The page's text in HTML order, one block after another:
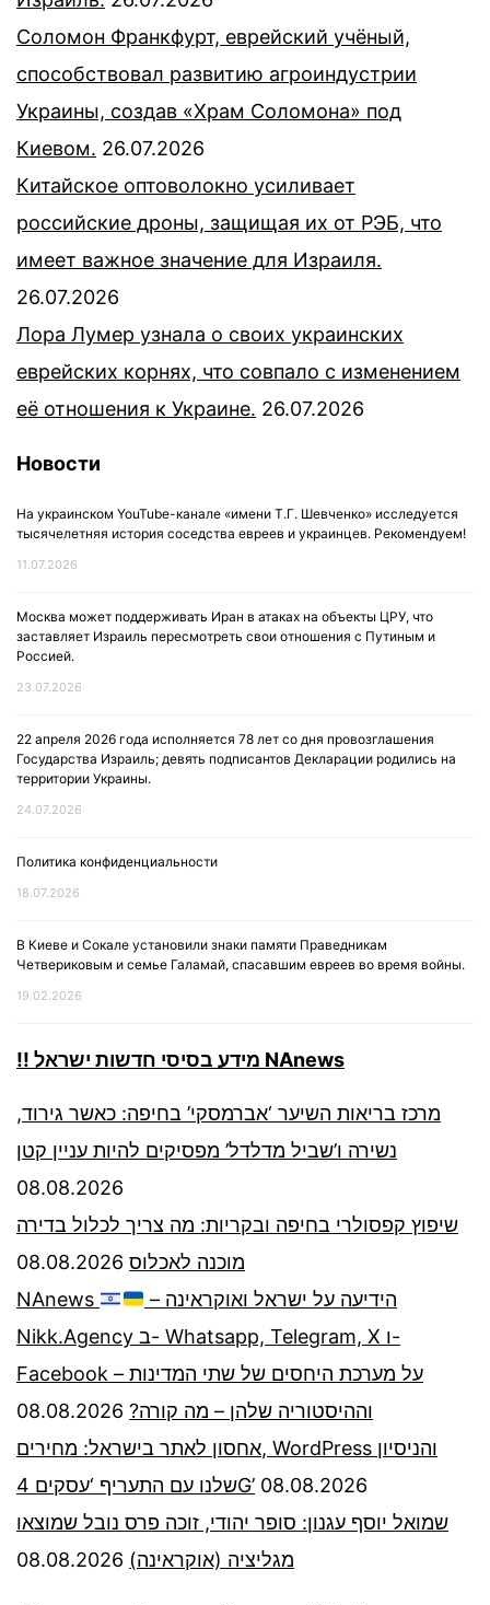
Соломон Франкфурт, еврейский учёный,
способствовал развитию агроиндустрии
Украины, создав «Храм Соломона» под
Киевом. 26.07.2026
Китайское оптоволокно усиливает
российские дроны, защищая их от РЭБ, что
имеет важное значение для Израиля.
26.07.2026
Лора Лумер узнала о своих украинских
еврейских корнях, что совпало с изменением
её отношения к Украине. 26.07.2026
Новости
На украинском YouTube-канале «имени Т.Г. Шевченко» исследуется
тысячелетняя история соседства евреев и украинцев. Рекомендуем!
11.07.2026
Москва может поддерживать Иран в атаках на объекты ЦРУ, что
заставляет Израиль пересмотреть свои отношения с Путиным и
Россией.
23.07.2026
22 апреля 2026 года исполняется 78 лет со дня провозглашения
Государства Израиль; девять подписантов Декларации родились на
территории Украины.
24.07.2026
Политика конфиденциальности
18.07.2026
В Киеве и Сокале установили знаки памяти Праведникам
Четвериковым и семье Галамай, спасавшим евреев во время войны.
19.02.2026
!! מידע בסיסי חדשות ישראל NAnews
מרכז בריאות השיער ‘אברמסקי’ בחיפה: כאשר גירוד,
נשירה ו’שביל מדלדל’ מפסיקים להיות עניין קטן
08.08.2026
שיפוץ קפסולרי בחיפה ובקריות: מה צריך לכלול בדירה
מוכנה לאכלוס 08.08.2026
NAnews
– הידיעה על ישראל ואוקראינה
Nikk.Agency ב- Whatsapp, Telegram, X ו-
Facebook – על מערכת היחסים של שתי המדינות
וההיסטוריה שלהן – מה קורה? 08.08.2026
אחסון לאתר בישראל: מחירים, WordPress והניסיון
שלנו עם התעריף ‘עסקים 4G’ 08.08.2026
שמואל יוסף עגנון: סופר יהודי, זוכה פרס נובל שמוצאו
מגליציה (אוקראינה) 08.08.2026